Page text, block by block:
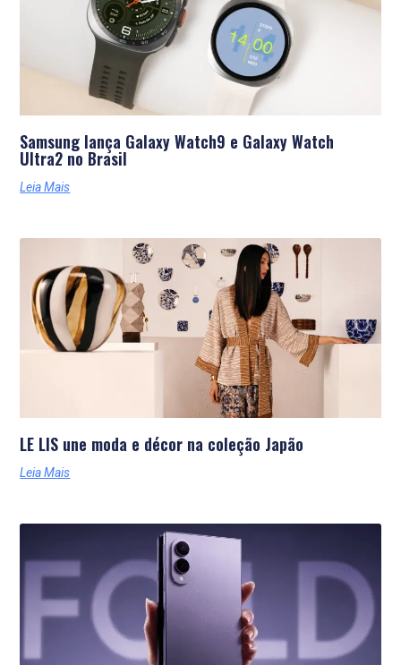
Samsung lança Galaxy Watch9 e Galaxy Watch
Ultra2 no Brasil
Leia Mais
LE LIS une moda e décor na coleção Japão
Leia Mais